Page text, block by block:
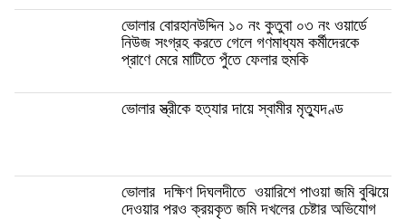
ভোলার বোরহানউদ্দিন ১০ নং কুতুবা ০৩ নং ওয়ার্ডে
নিউজ সংগ্রহ করতে গেলে গণমাধ্যম কর্মীদেরকে
প্রাণে মেরে মাটিতে পুঁতে ফেলার হুমকি
ভোলার স্ত্রীকে হত্যার দায়ে স্বামীর মৃত্যুদণ্ড
ভোলার দক্ষিণ দিঘলদীতে ওয়ারিশে পাওয়া জমি বুঝিয়ে
দেওয়ার পরও ক্রয়কৃত জমি দখলের চেষ্টার অভিযোগ